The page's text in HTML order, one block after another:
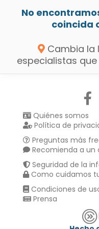
No
coincida
Cambia la
especialistas
Quiénes somos
Política de
Preguntas más
Recomienda a un
Seguridad de la
Como cuidamos
Condiciones de
Prensa